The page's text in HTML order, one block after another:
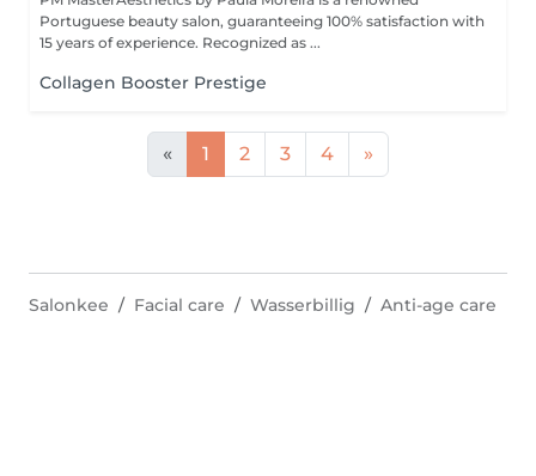
Portuguese beauty salon, guaranteeing 100% satisfaction with
15 years of experience. Recognized as ...
Collagen Booster Prestige
« 1 2 3 4 »
Salonkee Facial care Wasserbillig Anti-age care